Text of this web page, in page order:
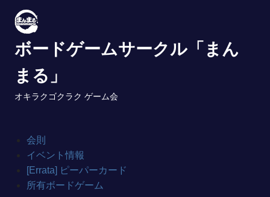
content
ボードゲームサークル「まん
まる」
オキラクゴクラク ゲーム会
会則
イベント情報
[Errata] ピーパーカード
所有ボードゲーム